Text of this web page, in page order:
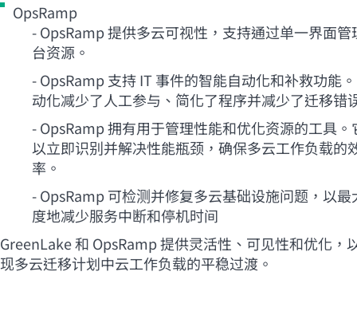
OpsRamp
- OpsRamp 提供多云可视性，支持通过单一界面管
台资源。
- OpsRamp 支持 IT 事件的智能自动化和补救功能
动化减少了人工参与、简化了程序并减少了迁移错
- OpsRamp 拥有用于管理性能和优化资源的工具。
以立即识别并解决性能瓶颈，确保多云工作负载的
率。
- OpsRamp 可检测并修复多云基础设施问题，以最
度地减少服务中断和停机时间
GreenLake 和 OpsRamp 提供灵活性、可见性和优化，
现多云迁移计划中云工作负载的平稳过渡。